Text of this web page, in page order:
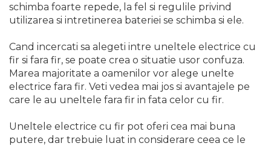
Spalatorie Auto
lemn
Aeroterme si Ventilatoare
Bormasini & Masini de Gaurit
Compresoare Auto
Masini de Ascutit Burghie
schimba foarte repede, la fel si regulile privind
utilizarea si intretinerea bateriei se schimba si ele.
Cand incercati sa alegeti intre uneltele electrice cu
fir si fara fir, se poate crea o situatie usor confuza.
Marea majoritate a oamenilor vor alege unelte
electrice fara fir. Veti vedea mai jos si avantajele pe
care le au uneltele fara fir in fata celor cu fir.
Uneltele electrice cu fir pot oferi cea mai buna
putere, dar trebuie luat in considerare ceea ce le